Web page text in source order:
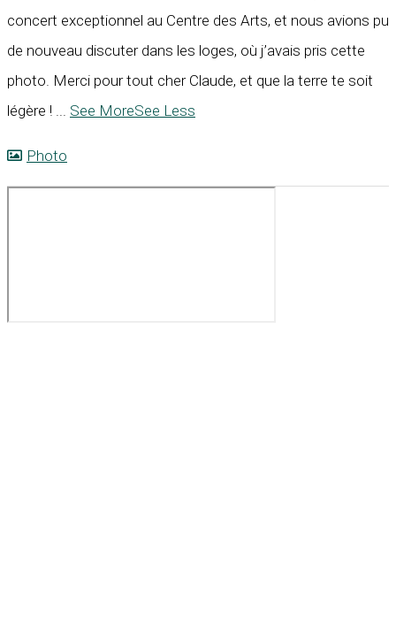
concert exceptionnel au Centre des Arts, et nous avions pu
de nouveau discuter dans les loges, où j’avais pris cette
photo. Merci pour tout cher Claude, et que la terre te soit
légère !
See MoreSee Less
Photo